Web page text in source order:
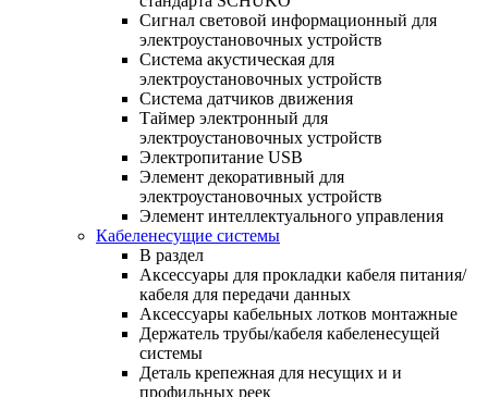
Сигнал световой информационный для
электроустановочных устройств
Система акустическая для
электроустановочных устройств
Система датчиков движения
Таймер электронный для
электроустановочных устройств
Электропитание USB
Элемент декоративный для
электроустановочных устройств
Элемент интеллектуального управления
Кабеленесущие системы
В раздел
Аксессуары для прокладки кабеля питания/
кабеля для передачи данных
Аксессуары кабельных лотков монтажные
Держатель трубы/кабеля кабеленесущей
системы
Деталь крепежная для несущих и и
профильных реек